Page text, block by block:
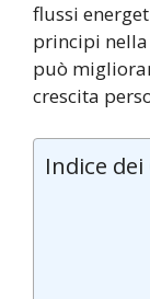
flussi
principi
può
crescita
Indice